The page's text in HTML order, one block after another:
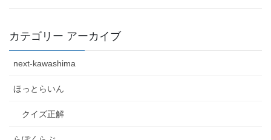
カテゴリー アーカイブ
next-kawashima
ほっとらいん
クイズ正解